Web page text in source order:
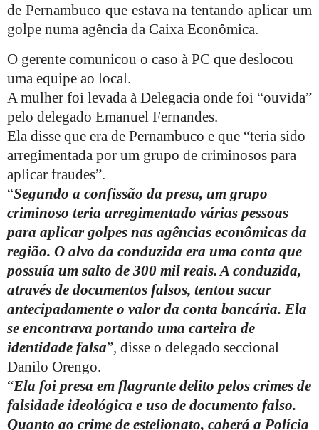
de Pernambuco que estava na tentando aplicar um
golpe numa agência da Caixa Econômica.
O gerente comunicou o caso à PC que deslocou
uma equipe ao local.
A mulher foi levada à Delegacia onde foi “ouvida”
pelo delegado Emanuel Fernandes.
Ela disse que era de Pernambuco e que “teria sido
arregimentada por um grupo de criminosos para
aplicar fraudes”.
“Segundo a confissão da presa, um grupo
criminoso teria arregimentado várias pessoas
para aplicar golpes nas agências econômicas da
região. O alvo da conduzida era uma conta que
possuía um salto de 300 mil reais. A conduzida,
através de documentos falsos, tentou sacar
antecipadamente o valor da conta bancária. Ela
se encontrava portando uma carteira de
identidade falsa”, disse o delegado seccional
Danilo Orengo.
“Ela foi presa em flagrante delito pelos crimes de
falsidade ideológica e uso de documento falso.
Quanto ao crime de estelionato, caberá a Polícia